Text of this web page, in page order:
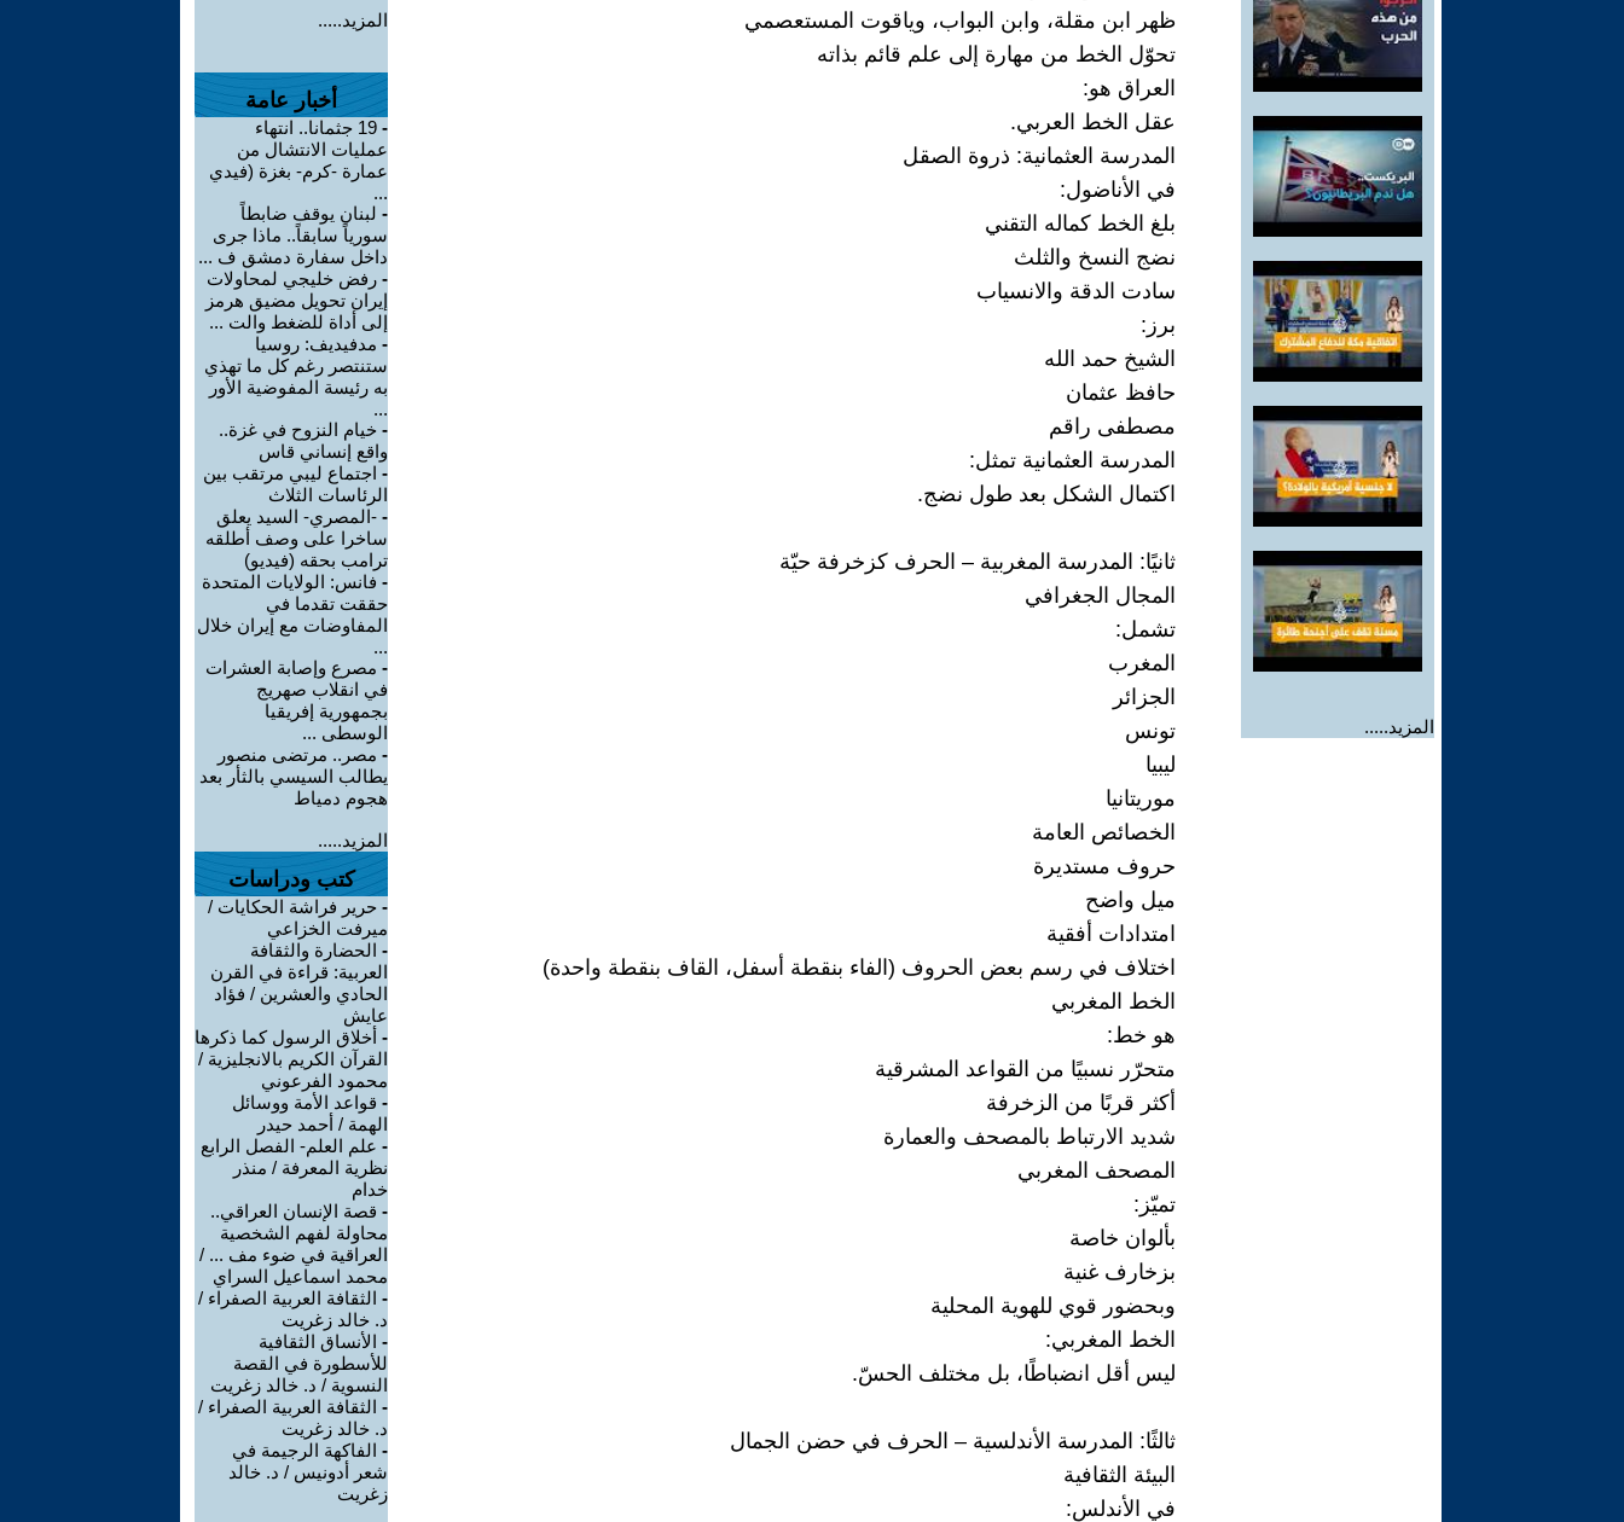
المزيد.....
ظهر ابن مقلة، وابن البواب، وياقوت المستعصمي
تحوّل الخط من مهارة إلى علم قائم بذاته
العراق هو:
عقل الخط العربي.
المدرسة العثمانية: ذروة الصقل
في الأناضول:
بلغ الخط كماله التقني
نضج النسخ والثلث
سادت الدقة والانسياب
برز:
الشيخ حمد الله
حافظ عثمان
مصطفى راقم
المدرسة العثمانية تمثل:
اكتمال الشكل بعد طول نضج.
ثانيًا: المدرسة المغربية – الحرف كزخرفة حيّة
المجال الجغرافي
تشمل:
المغرب
الجزائر
تونس
ليبيا
موريتانيا
الخصائص العامة
حروف مستديرة
ميل واضح
امتدادات أفقية
اختلاف في رسم بعض الحروف (الفاء بنقطة أسفل، القاف بنقطة واحدة)
الخط المغربي
هو خط:
متحرّر نسبيًا من القواعد المشرقية
أكثر قربًا من الزخرفة
شديد الارتباط بالمصحف والعمارة
المصحف المغربي
تميّز:
بألوان خاصة
بزخارف غنية
وبحضور قوي للهوية المحلية
الخط المغربي:
ليس أقل انضباطًا، بل مختلف الحسّ.
ثالثًا: المدرسة الأندلسية – الحرف في حضن الجمال
البيئة الثقافية
في الأندلس:
المزيد.....
أخبار عامة
-
19 جثمانا.. انتهاء
عمليات الانتشال من
عمارة -كرم- بغزة (فيدي
...
- لبنان يوقف ضابطاً
سورياً سابقاً.. ماذا جرى
داخل سفارة دمشق ف ...
- رفض خليجي لمحاولات
إيران تحويل مضيق هرمز
إلى أداة للضغط والت ...
- مدفيديف: روسيا
ستنتصر رغم كل ما تهذي
به رئيسة المفوضية الأور
...
- خيام النزوح في غزة..
واقع إنساني قاس
- اجتماع ليبي مرتقب بين
الرئاسات الثلاث
- -المصري- السيد يعلق
ساخرا على وصف أطلقه
ترامب بحقه (فيديو)
- فانس: الولايات المتحدة
حققت تقدما في
المفاوضات مع إيران خلال
...
- مصرع وإصابة العشرات
في انقلاب صهريج
بجمهورية إفريقيا
الوسطى ...
- مصر.. مرتضى منصور
يطالب السيسي بالثأر بعد
هجوم دمياط
المزيد.....
كتب ودراسات
- حرير فراشة الحكايات /
ميرفت الخزاعي
- الحضارة والثقافة
العربية: قراءة في القرن
الحادي والعشرين / فؤاد
عايش
- أخلاق الرسول كما ذكرها
القرآن الكريم بالانجليزية /
محمود الفرعوني
- قواعد الأمة ووسائل
الهمة / أحمد حيدر
- علم العلم- الفصل الرابع
نظرية المعرفة / منذر
خدام
- قصة الإنسان العراقي..
محاولة لفهم الشخصية
العراقية في ضوء مف ... /
محمد اسماعيل السراي
- الثقافة العربية الصفراء /
د. خالد زغريت
- الأنساق الثقافية
للأسطورة في القصة
النسوية / د. خالد زغريت
- الثقافة العربية الصفراء /
د. خالد زغريت
- الفاكهة الرجيمة في
شعر أدونيس / د. خالد
زغريت